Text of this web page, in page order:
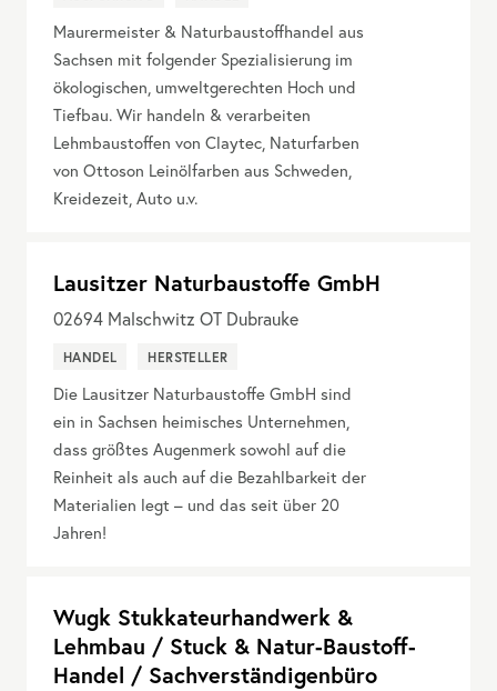
Maurermeister & Naturbaustoffhandel aus
Sachsen mit folgender Spezialisierung im
ökologischen, umweltgerechten Hoch und
Tiefbau. Wir handeln & verarbeiten
Lehmbaustoffen von Claytec, Naturfarben
von Ottoson Leinölfarben aus Schweden,
Kreidezeit, Auto u.v.
Lausitzer Naturbaustoffe GmbH
02694 Malschwitz OT Dubrauke
HANDEL HERSTELLER
Die Lausitzer Naturbaustoffe GmbH sind
ein in Sachsen heimisches Unternehmen,
dass größtes Augenmerk sowohl auf die
Reinheit als auch auf die Bezahlbarkeit der
Materialien legt – und das seit über 20
Jahren!
Wugk Stukkateurhandwerk &
Lehmbau / Stuck & Natur-Baustoff-
Handel / Sachverständigenbüro